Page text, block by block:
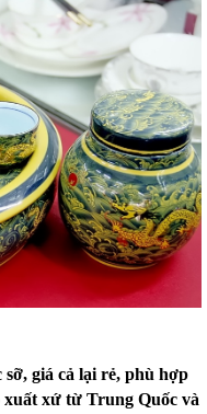
sỡ, giá cả lại rẻ, phù hợp
xuất xứ từ Trung Quốc và